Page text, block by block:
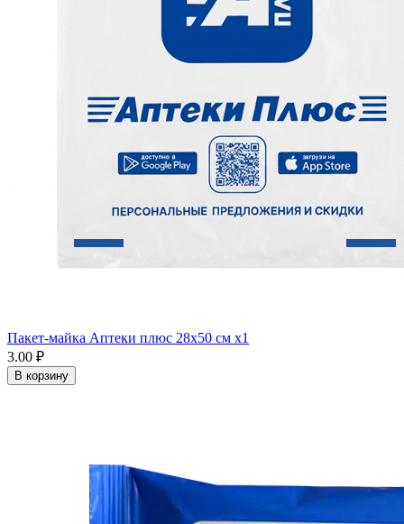
Пакет-майка Аптеки плюс 28х50 см x1
3.00 ₽
В корзину